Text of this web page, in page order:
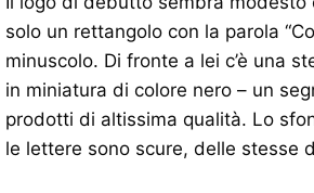
solo un rettangolo con la parola
minuscolo. Di fronte a lei c’è una
in miniatura di colore nero – un
prodotti di altissima qualità. Lo
le lettere sono scure, delle stesse